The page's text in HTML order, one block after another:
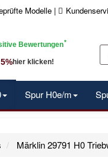
Modelle |
Bewertungen*
hier klicken!
Spur H0e/m
Märklin 29791 H0